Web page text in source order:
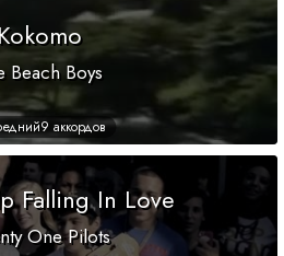
Kokomo
Beach Boys
9 аккордов
Falling In Love
One Pilots